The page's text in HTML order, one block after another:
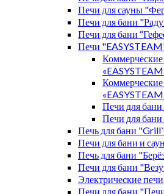
Печи для сауны
Печи для бани
Печи для бани
Печи
Печи для
Печи для
Печь для бани
Печи для бани и
Печь для бани
Печи для бани
Электрические печи
Печи для бани